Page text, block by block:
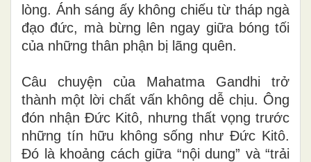
lòng. Ánh sáng ấy không chiếu từ tháp ngà
đạo đức, mà bừng lên ngay giữa bóng tối
của những thân phận bị lãng quên.
Câu chuyện của Mahatma Gandhi trở
thành một lời chất vấn không dễ chịu. Ông
đón nhận Đức Kitô, nhưng thất vọng trước
những tín hữu không sống như Đức Kitô.
Đó là khoảng cách giữa “nội dung” và “trải